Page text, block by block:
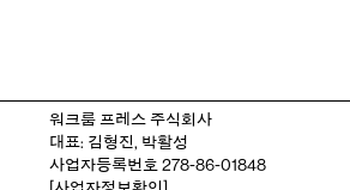
워크룸 프레스 주식회사
대표: 김형진, 박활성
사업자등록번호 278-86-01848